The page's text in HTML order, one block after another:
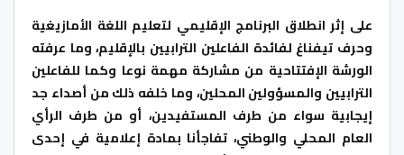
على إثر انطلاق البرنامج الإقليمي لتعليم اللغة الأمازيغية
وحرف تيفناغ لفائدة الفاعلين الترابيين بالإقليم، وما عرفته
الورشة الإفتتاحية من مشاركة مهمة نوعا وكما للفاعلين
الترابيين والمسؤولين المحلين، وما خلفه ذلك من أصداء جد
إيجابية سواء من طرف المستفيدين، أو من طرف الرأي
العام المحلي والوطني، تفاجأنا بمادة إعلامية في إحدى